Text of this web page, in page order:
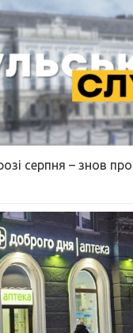
серпня – знов